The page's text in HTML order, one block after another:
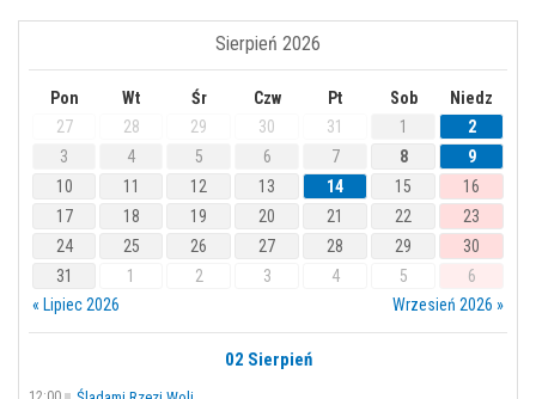
Sierpień 2026
Pon Wt Śr Czw Pt Sob
Niedz
27
28 29 30 31 1
2
3
4 5 6 7 8
9
10
11 12 13 14 15
16
17
18 19 20 21 22
23
24
25 26 27 28 29
30
31
1 2 3 4 5
6
« Lipiec 2026
Wrzesień 2026 »
02 Sierpień